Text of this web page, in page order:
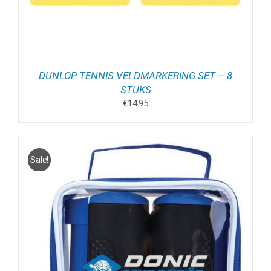
DUNLOP TENNIS VELDMARKERING SET – 8
STUKS
€14.95
Sale!